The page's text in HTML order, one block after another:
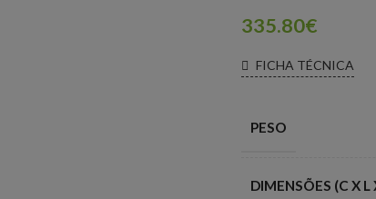
335.80€
FICHA TÉCNICA
PESO
DIMENSÕES (C X L